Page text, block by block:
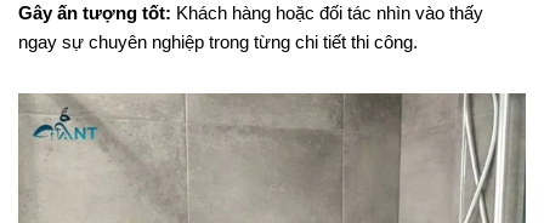
Gây ấn tượng tốt: Khách hàng hoặc đối tác nhìn vào thấy
ngay sự chuyên nghiệp trong từng chi tiết thi công.